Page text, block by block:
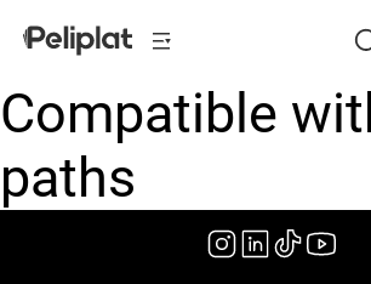
Compatible
paths